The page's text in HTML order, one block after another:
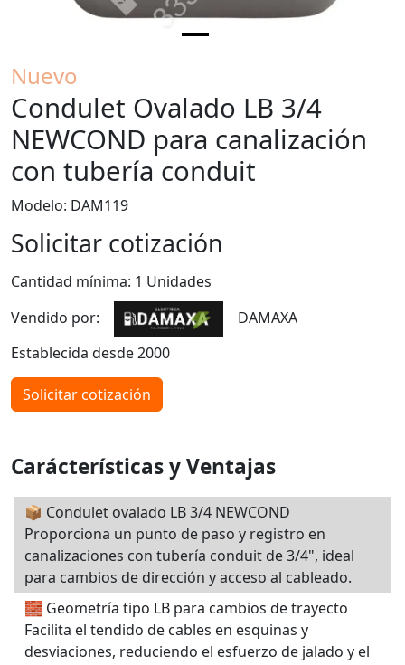
Nuevo
Condulet Ovalado LB 3/4
NEWCOND para canalización
con tubería conduit
Modelo: DAM119
Solicitar cotización
Cantidad mínima: 1 Unidades
Vendido por:
DAMAXA
Establecida desde 2000
Solicitar cotización
Carácterísticas y Ventajas
📦 Condulet ovalado LB 3/4 NEWCOND
Proporciona un punto de paso y registro en
canalizaciones con tubería conduit de 3/4", ideal
para cambios de dirección y acceso al cableado.
🧱 Geometría tipo LB para cambios de trayecto
Facilita el tendido de cables en esquinas y
desviaciones, reduciendo el esfuerzo de jalado y el